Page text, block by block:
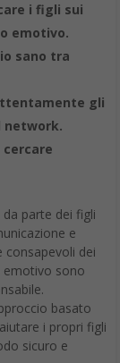
i figli sui
emotivo.
sano tra
gli
network.
parte dei figli
e
consapevoli dei
emotivo sono
basato
i propri figli
sicuro e